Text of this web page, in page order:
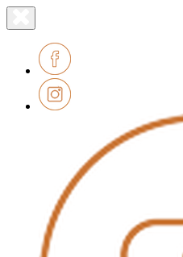
le
Lien
page
accueil